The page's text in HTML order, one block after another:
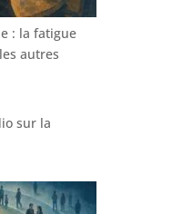
: la fatigue
autres
sur la